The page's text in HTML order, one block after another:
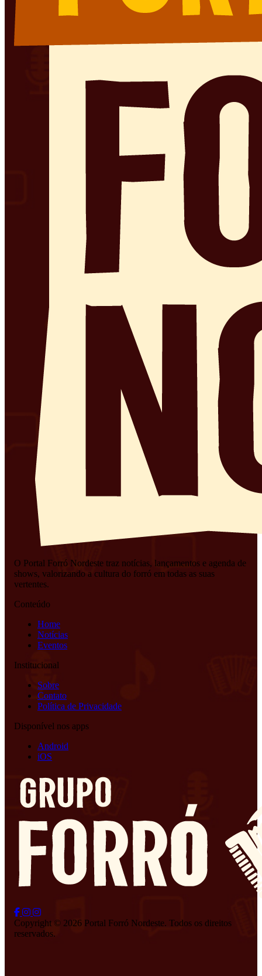
O Portal Forró Nordeste traz notícias, lançamentos e agenda de
shows, valorizando a cultura do forró em todas as suas
vertentes.
Conteúdo
Home
Notícias
Eventos
Institucional
Sobre
Contato
Política de Privacidade
Disponível nos apps
Android
iOS
Copyright © 2026 Portal Forró Nordeste. Todos os direitos
reservados.